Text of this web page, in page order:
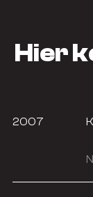
Hier
2007